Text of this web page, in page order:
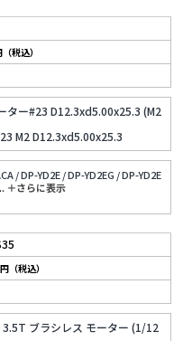
ター#23 D12.3xd5.00x25.3 (M2
M2 D12.3xd5.00x25.3
税込）
/DP-YD2E /DP-YD2EG /DP-YD2E
＋さらに表⽰
3.5T ブラシレス モーター (1/12
円（税込）